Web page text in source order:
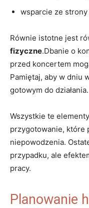
wsparcie ze
Równie istotne jest
fizyczne.Dbanie o
przed koncertem
Pamiętaj, aby w dniu
gotowym do działania.
Wszystkie te
przygotowanie, które
niepowodzenia.
przypadku, ale
pracy.
Planowanie